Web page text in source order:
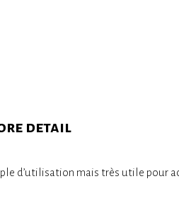
detail
d’utilisation mais très utile pour